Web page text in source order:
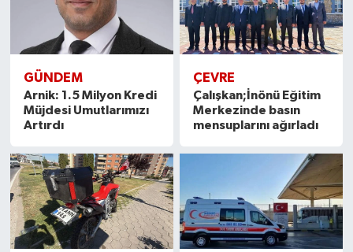
GÜNDEM
Arnik: 1.5 Milyon Kredi
Müjdesi Umutlarımızı
Artırdı
ÇEVRE
Çalışkan;İnönü Eğitim
Merkezinde basın
mensuplarını ağırladı